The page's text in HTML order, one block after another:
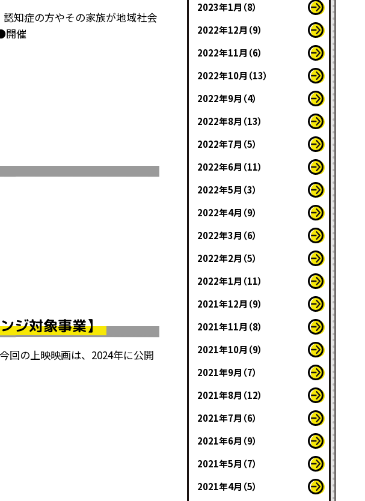
知症の方やその家族が地域社会
開催
ジ対象事業】
回の上映映画は、2024年に公開
2023年1月（8）
2022年12月（9）
2022年11月（6）
2022年10月（13）
2022年9月（4）
2022年8月（13）
2022年7月（5）
2022年6月（11）
2022年5月（3）
2022年4月（9）
2022年3月（6）
2022年2月（5）
2022年1月（11）
2021年12月（9）
2021年11月（8）
2021年10月（9）
2021年9月（7）
2021年8月（12）
2021年7月（6）
2021年6月（9）
2021年5月（7）
2021年4月（5）